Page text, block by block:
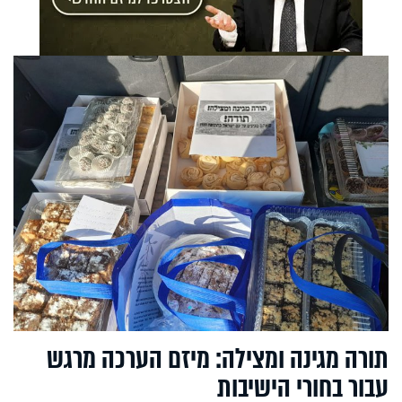
תורה מגינה ומצילה: מיזם הערכה מרגש
עבור בחורי הישיבות